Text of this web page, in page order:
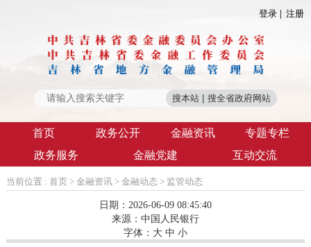
登录 注册
首页 政务公开 金融资讯
专题专栏
政务服务
金融党建 互动交流
当前位置 : 首页 > 金融资讯> 金融动态 > 监管动态
日期：2026-06-09 08:45:40
来源： 中国人民银行
字体： 大 中 小